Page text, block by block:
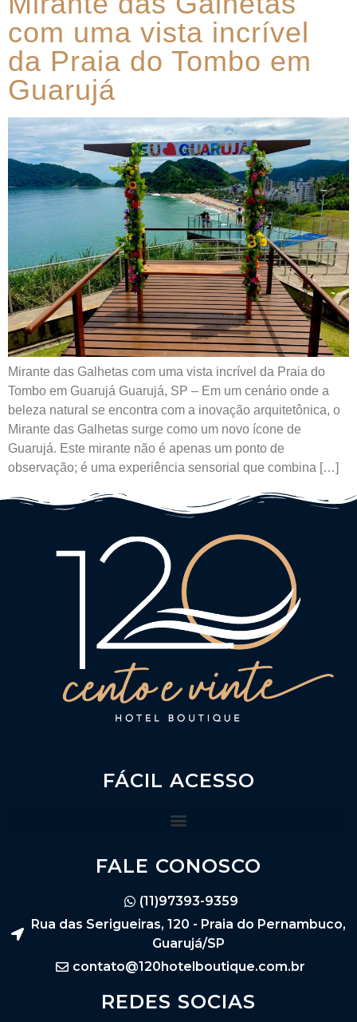
com uma vista incrível
da Praia do Tombo em
Guarujá
Mirante das Galhetas com uma vista incrível da Praia do
Tombo em Guarujá Guarujá, SP – Em um cenário onde a
beleza natural se encontra com a inovação arquitetônica, o
Mirante das Galhetas surge como um novo ícone de
Guarujá. Este mirante não é apenas um ponto de
observação; é uma experiência sensorial que combina […]
FÁCIL ACESSO
FALE CONOSCO
(11)97393-9359
Rua das Serigueiras, 120 - Praia do Pernambuco,
Guarujá/SP
contato@120hotelboutique.com.br
REDES SOCIAS